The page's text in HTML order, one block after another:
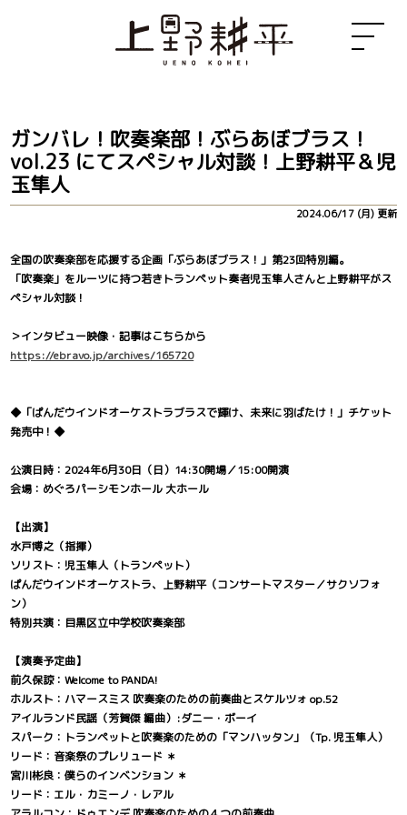
ガンバレ！吹奏楽部！ぶらあぼブラス！
vol.23 にてスペシャル対談！上野耕平＆児
玉隼人
2024.06/17 (月) 更新
全国の吹奏楽部を応援する企画「ぶらあぼブラス！」第23回特別編。
「吹奏楽」をルーツに持つ若きトランペット奏者児玉隼人さんと上野耕平がス
ペシャル対談！
＞インタビュー映像・記事はこちらから
https://ebravo.jp/archives/165720
◆「ぱんだウインドオーケストラブラスで輝け、未来に羽ばたけ！」チケット
発売中！◆
公演日時：2024年6月30日（日）14:30開場／15:00開演
会場：めぐろパーシモンホール 大ホール
【出演】
水戸博之（指揮）
ソリスト：児玉隼人（トランペット）
ぱんだウインドオーケストラ、上野耕平（コンサートマスター／サクソフォ
ン）
特別共演：目黒区立中学校吹奏楽部
【演奏予定曲】
前久保諒：Welcome to PANDA!
ホルスト：ハマースミス 吹奏楽のための前奏曲とスケルツォ op.52
アイルランド民謡（芳賀傑 編曲）:ダニー・ボーイ
スパーク：トランペットと吹奏楽のための「マンハッタン」（Tp. 児玉隼人）
リード：音楽祭のプレリュード ＊
宮川彬良：僕らのインベンション ＊
リード：エル・カミーノ・レアル